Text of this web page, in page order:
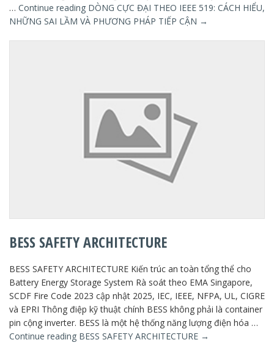
… Continue reading DÒNG CỰC ĐẠI THEO IEEE 519: CÁCH HIỂU,
NHỮNG SAI LẦM VÀ PHƯƠNG PHÁP TIẾP CẬN →
BESS SAFETY ARCHITECTURE
BESS SAFETY ARCHITECTURE Kiến trúc an toàn tổng thể cho
Battery Energy Storage System Rà soát theo EMA Singapore,
SCDF Fire Code 2023 cập nhật 2025, IEC, IEEE, NFPA, UL, CIGRE
và EPRI Thông điệp kỹ thuật chính BESS không phải là container
pin cộng inverter. BESS là một hệ thống năng lượng điện hóa …
Continue reading BESS SAFETY ARCHITECTURE →